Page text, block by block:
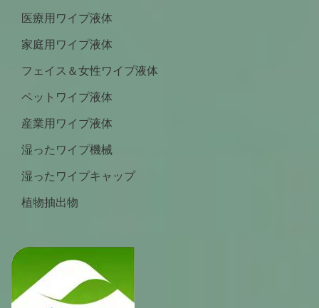
医療用ワイプ液体
家庭用ワイプ液体
フェイス＆女性ワイプ液体
ペットワイプ液体
産業用ワイプ液体
湿ったワイプ機械
湿ったワイプキャップ
植物抽出物